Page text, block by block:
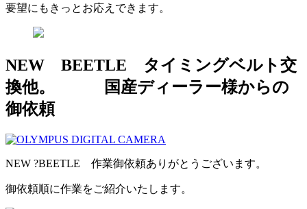
要望にもきっとお応えできます。
NEW BEETLE タイミングベルト交
換他。 国産ディーラー様からの
御依頼
NEW ?BEETLE 作業御依頼ありがとうございます。
御依頼順に作業をご紹介いたします。